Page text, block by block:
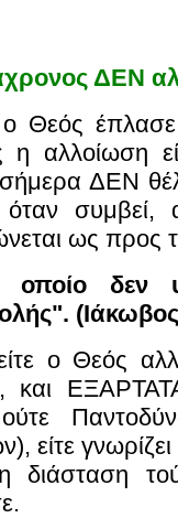
ΔΕΝ
Θεός έπλασε
η αλλοίωση
ΔΕΝ
όταν
ως προς
οποίο δεν
ο Θεός
και
ούτε
είτε
διάσταση